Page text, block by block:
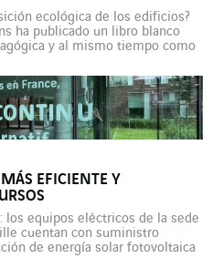
ecológica de los edificios?
ha publicado un libro blanco
y al mismo tiempo como
de la economía, el sector
retos: climáticos, energéticos,
EFICIENTE Y
los equipos eléctricos de la sede
cuentan con suministro
de energía solar fotovoltaica